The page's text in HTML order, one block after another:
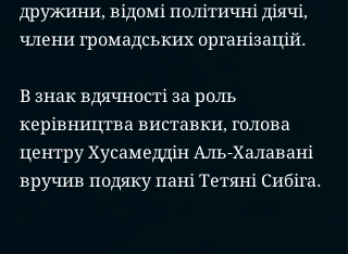
дружини, відомі політичні діячі,
члени громадських організацій.
В знак вдячності за роль
керівництва виставки, голова
центру Хусамеддін Аль-Халавані
вручив подяку пані Тетяні Сибіга.